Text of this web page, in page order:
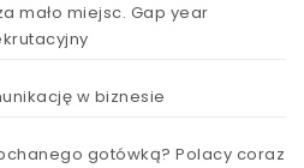
mało miejsc. Gap year
w biznesie
gotówką? Polacy coraz